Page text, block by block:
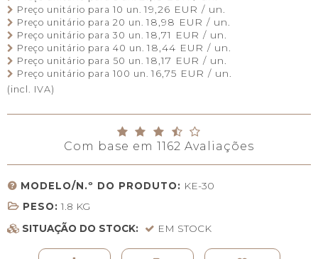
Preço unitário para 10 un. 19,26 EUR / un.
Preço unitário para 20 un. 18,98 EUR / un.
Preço unitário para 30 un. 18,71 EUR / un.
Preço unitário para 40 un. 18,44 EUR / un.
Preço unitário para 50 un. 18,17 EUR / un.
Preço unitário para 100 un. 16,75 EUR / un.
(incl. IVA)
Com base em 1162 Avaliações
MODELO/N.º DO PRODUTO: KE-30
PESO: 1.8 KG
SITUAÇÃO DO STOCK:
EM STOCK